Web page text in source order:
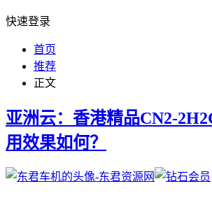
快速登录
首页
推荐
正文
亚洲云：香港精品CN2-
用效果如何？